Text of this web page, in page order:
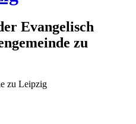
Evangelisch
zu